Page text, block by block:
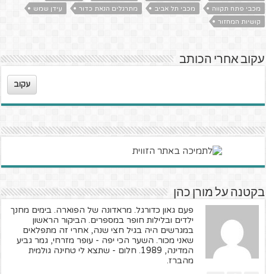
מכבי פתח תקווה
מכבי תל אביב מתרגלים הנאת כדור
עידן שמש
קושיות המחזור
עקוב אחרי הכותב
עקוב
בקטנה על מורן כהן
פעם גאון כדורגל. מראדונה של הפוארה. בימים מחנך
ילדים ובלילות חופר במספרים. הביקור הראשון
במגרשים היה בגיל חצי שנה, אחרי זה מתפלאים
שאני מכור. השער הכי יפה - עופר מזרחי, גמר גביע
המדינה, 1989. חלום - שתצא לי טחינה גולמית
מהברז.